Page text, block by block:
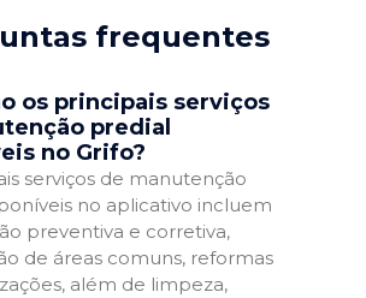
frequentes
os principais serviços
predial
no Grifo?
serviços de manutenção
no aplicativo incluem
preventiva e corretiva,
de áreas comuns, reformas
além de limpeza,